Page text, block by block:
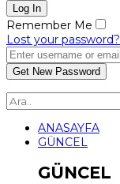
Remember Me
Lost your password?
ANASAYFA
GÜNCEL
GÜNCEL